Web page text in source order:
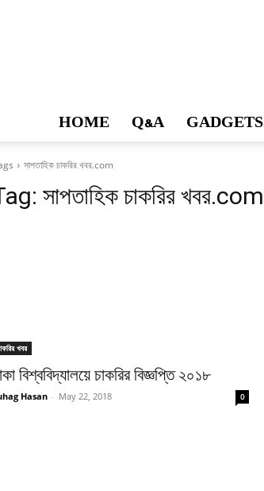
HOME Q&A GADGETS
সাপতাহিক চাকরির খবর.com
সাপতাহিক চাকরির খবর.com
খবর
বিশ্ববিদ্যালয়ে চাকরির বিজ্ঞপ্তি ২০১৮
Hasan - May 22, 2018 0